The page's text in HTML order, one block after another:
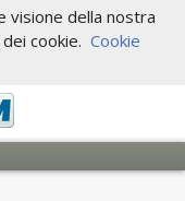
visione della nostra
cookie. Cookie